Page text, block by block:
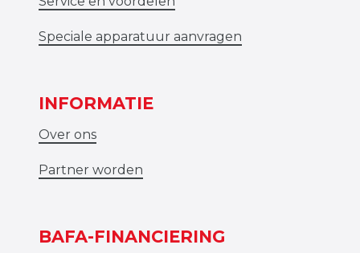
Speciale apparatuur aanvragen
INFORMATIE
Over ons
Partner worden
BAFA-FINANCIERING